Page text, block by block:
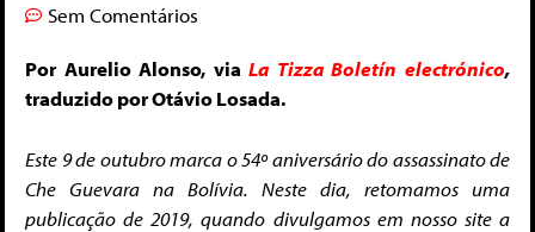
Sem Comentários
Por Aurelio Alonso, viaLa Tizza Boletín electrónico,
traduzido por Otávio Losada.
Este 9 de outubro marca o 54º aniversário do assassinato de
Che Guevara na Bolívia. Neste dia, retomamos uma
publicação de 2019, quando divulgamos em nosso site a